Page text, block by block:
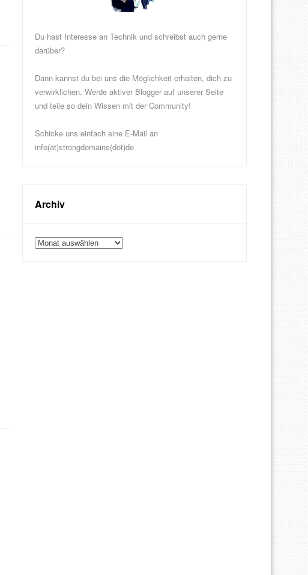
Du hast Interesse an Technik und schreibst auch gerne
darüber?
Dann kannst du bei uns die Möglichkeit erhalten, dich zu
verwirklichen. Werde aktiver Blogger auf unserer Seite
und teile so dein Wissen mit der Community!
Schicke uns einfach eine E-Mail an
info(at)strongdomains(dot)de
Archiv
Archiv